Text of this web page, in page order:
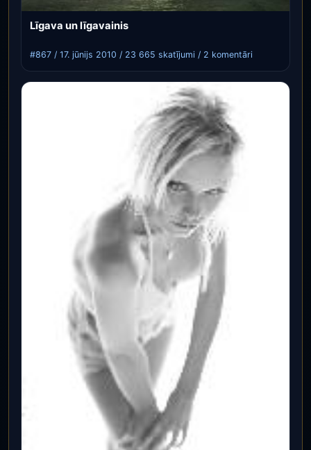
Līgava un līgavainis
#867 / 17. jūnijs 2010 / 23 665 skatījumi / 2 komentāri